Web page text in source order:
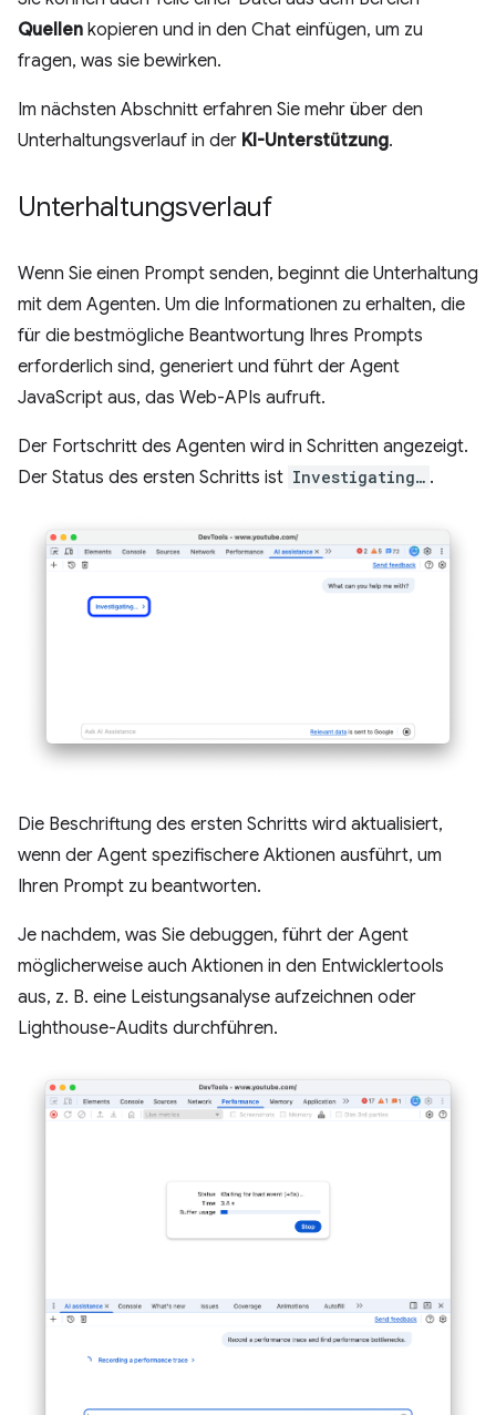
Quellen kopieren und in den Chat einfügen, um zu
fragen, was sie bewirken.
Im nächsten Abschnitt erfahren Sie mehr über den
Unterhaltungsverlauf in der KI-Unterstützung.
Unterhaltungsverlauf
Wenn Sie einen Prompt senden, beginnt die Unterhaltung
mit dem Agenten. Um die Informationen zu erhalten, die
für die bestmögliche Beantwortung Ihres Prompts
erforderlich sind, generiert und führt der Agent
JavaScript aus, das Web-APIs aufruft.
Der Fortschritt des Agenten wird in Schritten angezeigt.
Der Status des ersten Schritts ist Investigating… .
Die Beschriftung des ersten Schritts wird aktualisiert,
wenn der Agent spezifischere Aktionen ausführt, um
Ihren Prompt zu beantworten.
Je nachdem, was Sie debuggen, führt der Agent
möglicherweise auch Aktionen in den Entwicklertools
aus, z. B. eine Leistungsanalyse aufzeichnen oder
Lighthouse-Audits durchführen.